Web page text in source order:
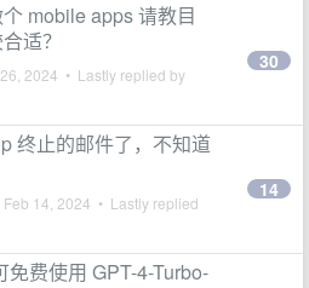
mobile apps 请教目
适？
2024 • Lastly replied by
30
终止的邮件了，不知道
Feb 14, 2024 • Lastly replied
14
免费使用 GPT-4-Turbo-